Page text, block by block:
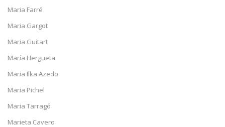
Maria Farré
Maria Gargot
Maria Guitart
María Hergueta
Maria Ilka Azedo
Maria Pichel
Maria Tarragó
Marieta Cavero